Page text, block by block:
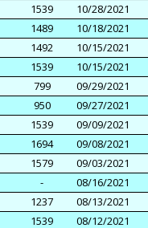
1539
10/28/2021
1489
10/18/2021
1492
10/15/2021
1539
10/15/2021
799
09/29/2021
950
09/27/2021
1539
09/09/2021
1694
09/08/2021
1579
09/03/2021
-
08/16/2021
1237
08/13/2021
1539
08/12/2021